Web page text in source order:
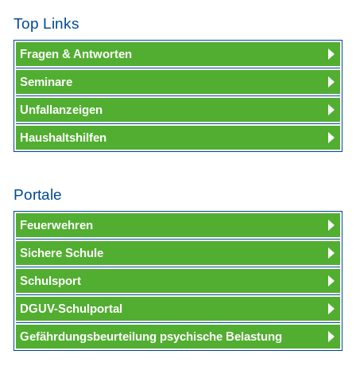
Top Links
Fragen & Antworten
Seminare
Unfallanzeigen
Haushaltshilfen
Portale
Feuerwehren
Sichere Schule
Schulsport
DGUV-Schulportal
Gefährdungsbeurteilung psychische Belastung